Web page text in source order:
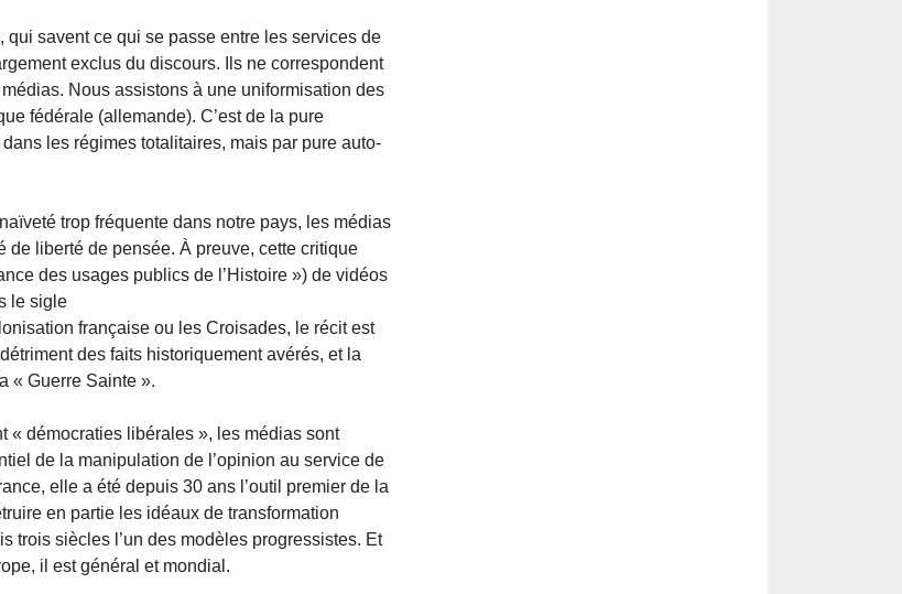
savent ce qui se passe entre les services de
exclus du discours. Ils ne correspondent
Nous assistons à une uniformisation des
fédérale (allemande). C’est de la pure
les régimes totalitaires, mais par pure auto-
trop fréquente dans notre pays, les médias
liberté de pensée. À preuve, cette critique
des usages publics de l’Histoire ») de vidéos
le sigle
française ou les Croisades, le récit est
des faits historiquement avérés, et la
« Guerre Sainte ».
« démocraties libérales », les médias sont
de la manipulation de l’opinion au service de
elle a été depuis 30 ans l’outil premier de la
en partie les idéaux de transformation
trois siècles l’un des modèles progressistes. Et
il est général et mondial.